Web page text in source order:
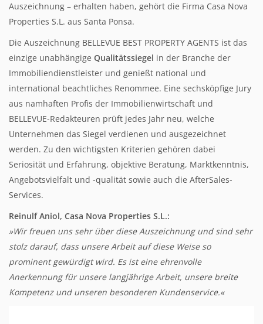
Auszeichnung – erhalten haben, gehört die Firma Casa Nova
Properties S.L. aus Santa Ponsa.
Die Auszeichnung BELLEVUE BEST PROPERTY AGENTS ist das
einzige unabhängige Qualitätssiegel in der Branche der
Immobiliendienstleister und genießt national und
international beachtliches Renommee. Eine sechsköpfige Jury
aus namhaften Profis der Immobilienwirtschaft und
BELLEVUE-Redakteuren prüft jedes Jahr neu, welche
Unternehmen das Siegel verdienen und ausgezeichnet
werden. Zu den wichtigsten Kriterien gehören dabei
Seriosität und Erfahrung, objektive Beratung, Marktkenntnis,
Angebotsvielfalt und -qualität sowie auch die AfterSales-
Services.
Reinulf Aniol, Casa Nova Properties S.L.:
»Wir freuen uns sehr über diese Auszeichnung und sind sehr
stolz darauf, dass unsere Arbeit auf diese Weise so
prominent gewürdigt wird. Es ist eine ehrenvolle
Anerkennung für unsere langjährige Arbeit, unsere breite
Kompetenz und unseren besonderen Kundenservice.«